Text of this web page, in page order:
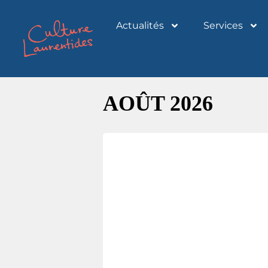
Actualités Services
AOÛT 2026